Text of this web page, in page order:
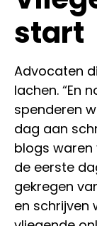
start
Advocaten
lachen. “En
spenderen
dag aan
blogs waren
de eerste
gekregen
en schrijven